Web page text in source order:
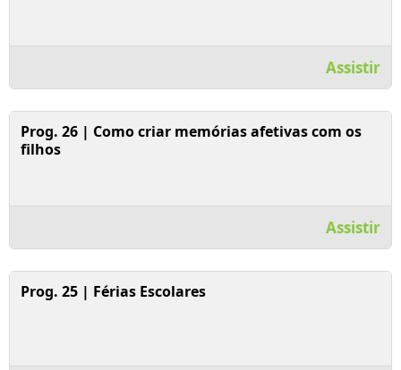
Assistir
Prog. 26 | Como criar memórias afetivas com os
filhos
Assistir
Prog. 25 | Férias Escolares